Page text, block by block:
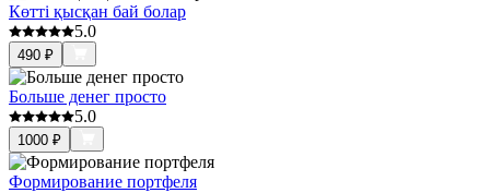
Көттi қысқан бай болар
5.0
490 ₽
Больше денег просто
5.0
1000 ₽
Формирование портфеля